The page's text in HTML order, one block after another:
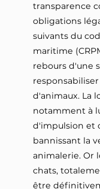
transparence
obligations
suivants du
maritime
rebours d'une
d'animaux. La
notamment à
d'impulsion et
bannissant la
animalerie. Or
chats,
être